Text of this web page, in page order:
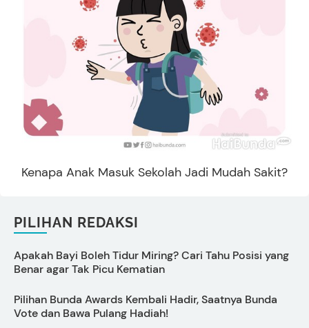
Kenapa Anak Masuk Sekolah Jadi Mudah Sakit?
PILIHAN REDAKSI
Apakah Bayi Boleh Tidur Miring? Cari Tahu Posisi yang
Benar agar Tak Picu Kematian
Pilihan Bunda Awards Kembali Hadir, Saatnya Bunda
Vote dan Bawa Pulang Hadiah!